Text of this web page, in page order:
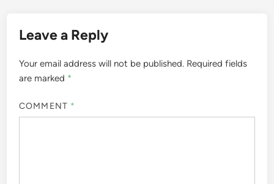
Leave a Reply
Your email address will not be published. Required fields
are marked *
COMMENT *